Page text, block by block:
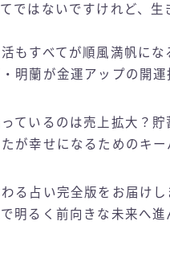
ではないですけれど、生
もすべてが順風満帆にな
明蘭が金運アップの開運
ているのは売上拡大？貯
が幸せになるためのキー
る占い完全版をお届けし
明るく前向きな未来へ進